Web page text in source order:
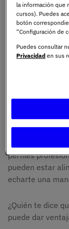
Sabemos lo
conocer gente
llegar al éxito
una
LinkedIn tiene
perfiles
pueden estar
echarte una
¿Quién te dice
puede dar
la información que
cursos). Puedes
botón
“Configuración de
Puedes consultar
Privacidad en sus